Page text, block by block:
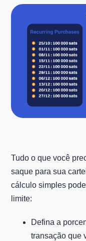
Tudo o que você
saque para sua
cálculo simples
limite:
Defina a
transação que